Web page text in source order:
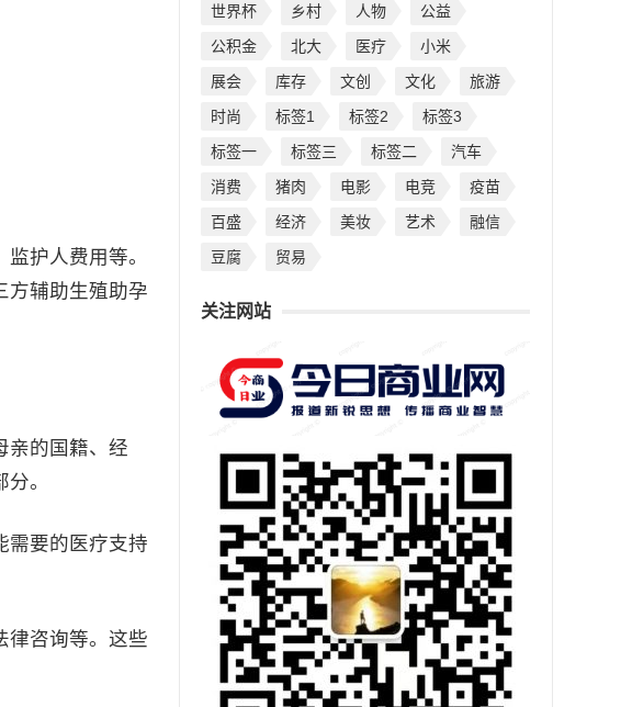
护人费用等。
方辅助生殖助孕
的国籍、经
。
要的医疗支持
咨询等。这些
世界杯
乡村 人物
公益
公积金
北大 医疗
小米
展会
库存 文创 文化
旅游
时尚
标签1 标签2
标签3
标签一
标签三 标签二
汽车
消费
猪肉 电影 电竞
疫苗
百盛
经济 美妆 艺术
融信
豆腐
贸易
关注网站